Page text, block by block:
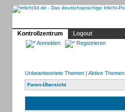
Kontrollzentrum
Logout
Anmelden Registrieren
Unbeantwortete Themen| Aktive Themen
Foren-Übersicht